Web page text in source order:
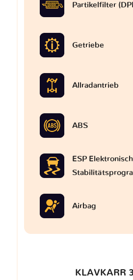
Partikelfilter
Getriebe
Allradantrieb
ABS
ESP
Airbag
KLAVKARR